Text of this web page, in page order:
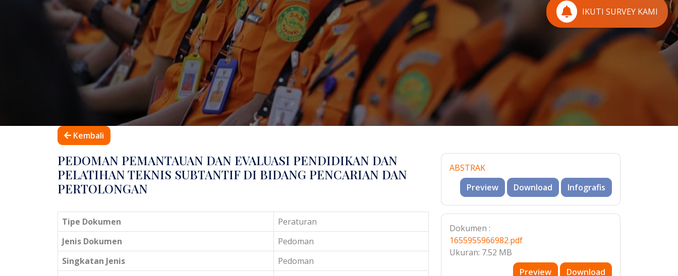
Kembali
PEDOMAN PEMANTAUAN DAN EVALUASI PENDIDIKAN DAN
PELATIHAN TEKNIS SUBTANTIF DI BIDANG PENCARIAN DAN
PERTOLONGAN
Tipe Dokumen
Peraturan
Jenis Dokumen
Pedoman
Singkatan Jenis
Pedoman
ABSTRAK
Preview
Download Infografis
Dokumen :
1655955966982.pdf
Ukuran: 7.52 MB
Preview
Download
IKUTI SURVEY KAMI